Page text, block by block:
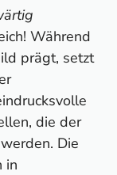
Während
prägt, setzt
die der
Die
in